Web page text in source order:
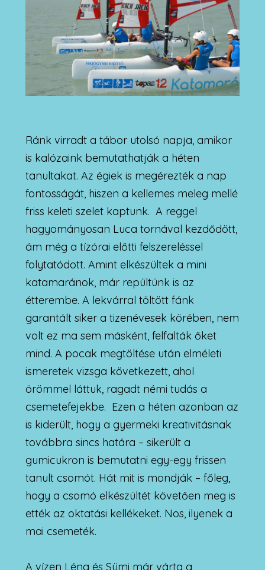
Ránk virradt a tábor utolsó napja, amikor
is kalózaink bemutathatják a héten
tanultakat. Az égiek is megérezték a nap
fontosságát, hiszen a kellemes meleg mellé
friss keleti szelet kaptunk. A reggel
hagyományosan Luca tornával kezdődött,
ám még a tízórai előtti felszereléssel
folytatódott. Amint elkészültek a mini
katamaránok, már repültünk is az
étterembe. A lekvárral töltött fánk
garantált siker a tizenévesek körében, nem
volt ez ma sem másként, felfalták őket
mind. A pocak megtöltése után elméleti
ismeretek vizsga következett, ahol
örömmel láttuk, ragadt némi tudás a
csemetefejekbe. Ezen a héten azonban az
is kiderült, hogy a gyermeki kreativitásnak
továbbra sincs határa – sikerült a
gumicukron is bemutatni egy-egy frissen
tanult csomót. Hát mit is mondják – főleg,
hogy a csomó elkészültét követően meg is
ették az oktatási kellékeket. Nos, ilyenek a
mai csemeték.
A vízen Léna és Sümi már várta a